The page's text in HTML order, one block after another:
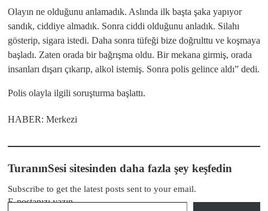
Olayın ne olduğunu anlamadık. Aslında ilk başta şaka yapıyor
sandık, ciddiye almadık. Sonra ciddi olduğunu anladık. Silahı
gösterip, sigara istedi. Daha sonra tüfeği bize doğrulttu ve koşmaya
başladı. Zaten orada bir bağrışma oldu. Bir mekana girmiş, orada
insanları dışarı çıkarıp, alkol istemiş. Sonra polis gelince aldı” dedi.
Polis olayla ilgili soruşturma başlattı.
HABER: Merkezi
TuranınSesi sitesinden daha fazla şey keşfedin
Subscribe to get the latest posts sent to your email.
E-postanızı yazın…